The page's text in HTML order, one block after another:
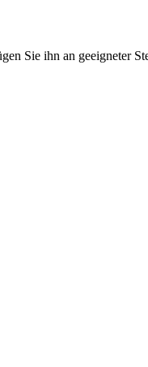
Sie ihn an geeigneter